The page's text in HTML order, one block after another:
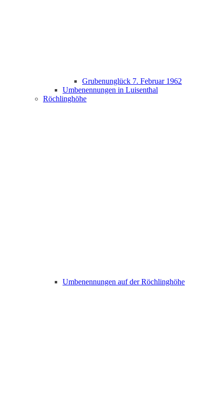
Grubenunglück 7. Februar 1962
Umbenennungen in Luisenthal
Röchlinghöhe
Umbenennungen auf der Röchlinghöhe